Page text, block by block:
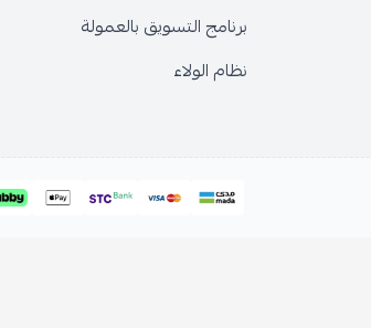
برنامج التسويق بالعمولة
نظام الولاء